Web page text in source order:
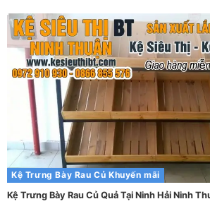
Kệ Trưng Bày Rau Củ Khuyến mãi
Kệ Trưng Bày Rau Củ Quả Tại Ninh Hải Ninh